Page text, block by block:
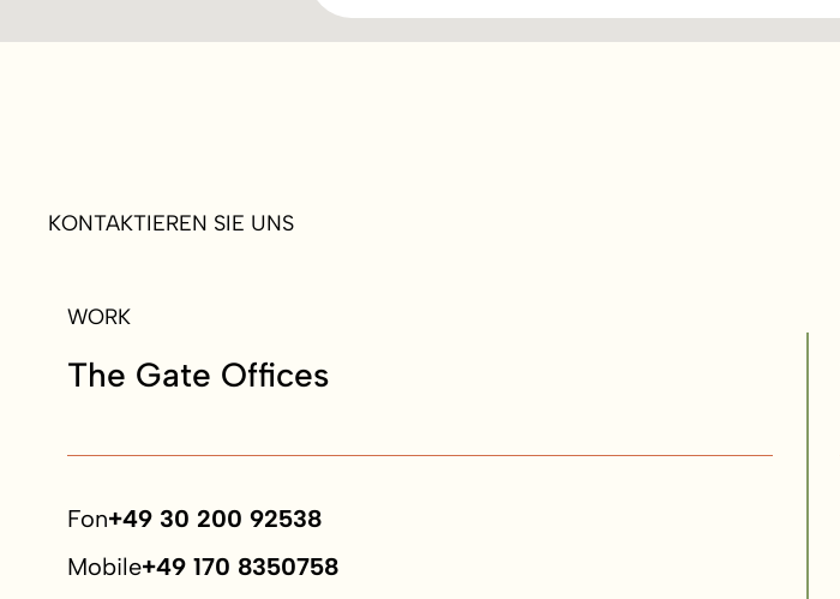
KONTAKTIEREN SIE UNS
WORK
The Gate Offices
Fon+49 30 200 92538
Mobile+49 170 8350758